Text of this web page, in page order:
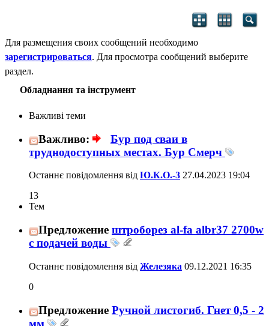
Для размещения своих сообщений необходимо
зарегистрироваться. Для просмотра сообщений выберите
раздел.
Обладнання та інструмент
Важливі теми
Важливо:
Бур под сваи в
труднодоступных местах. Бур Смерч
Останнє повідомлення від Ю.К.О.-3 27.04.2023 19:04
13
Тем
Предложение штроборез al-fa albr37 2700w
с подачей воды
Останнє повідомлення від Железяка 09.12.2021 16:35
0
Предложение Ручной листогиб. Гнет 0,5 - 2
мм